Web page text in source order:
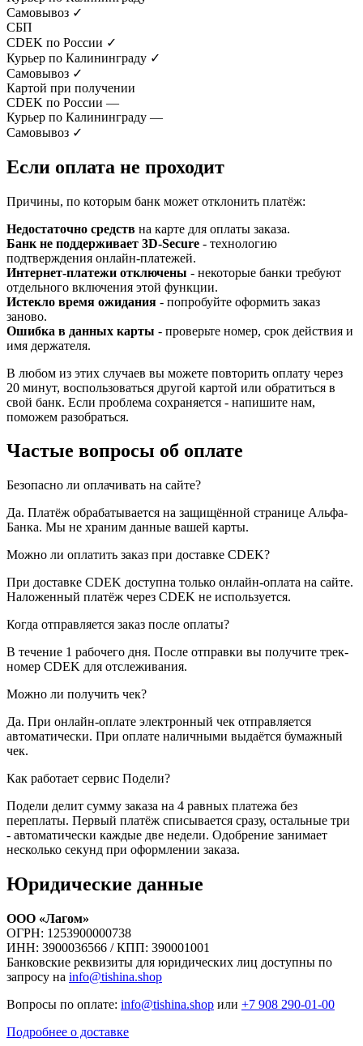
Самовывоз ✓
СБП
CDEK по России ✓
Курьер по Калининграду ✓
Самовывоз ✓
Картой при получении
CDEK по России —
Курьер по Калининграду —
Самовывоз ✓
Если оплата не проходит
Причины, по которым банк может отклонить платёж:
Недостаточно средств на карте для оплаты заказа.
Банк не поддерживает 3D-Secure - технологию
подтверждения онлайн-платежей.
Интернет-платежи отключены - некоторые банки требуют
отдельного включения этой функции.
Истекло время ожидания - попробуйте оформить заказ
заново.
Ошибка в данных карты - проверьте номер, срок действия и
имя держателя.
В любом из этих случаев вы можете повторить оплату через
20 минут, воспользоваться другой картой или обратиться в
свой банк. Если проблема сохраняется - напишите нам,
поможем разобраться.
Частые вопросы об оплате
Безопасно ли оплачивать на сайте?
Да. Платёж обрабатывается на защищённой странице Альфа-
Банка. Мы не храним данные вашей карты.
Можно ли оплатить заказ при доставке CDEK?
При доставке CDEK доступна только онлайн-оплата на сайте.
Наложенный платёж через CDEK не используется.
Когда отправляется заказ после оплаты?
В течение 1 рабочего дня. После отправки вы получите трек-
номер CDEK для отслеживания.
Можно ли получить чек?
Да. При онлайн-оплате электронный чек отправляется
автоматически. При оплате наличными выдаётся бумажный
чек.
Как работает сервис Подели?
Подели делит сумму заказа на 4 равных платежа без
переплаты. Первый платёж списывается сразу, остальные три
- автоматически каждые две недели. Одобрение занимает
несколько секунд при оформлении заказа.
Юридические данные
ООО «Лагом»
ОГРН: 1253900000738
ИНН: 3900036566 / КПП: 390001001
Банковские реквизиты для юридических лиц доступны по
запросу на info@tishina.shop
Вопросы по оплате: info@tishina.shop или +7 908 290-01-00
Подробнее о доставке